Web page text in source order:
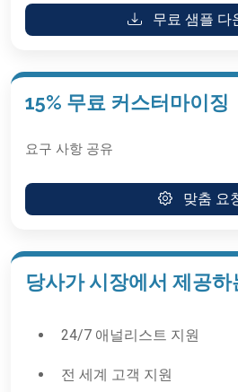
무료 샘플 다
15% 무료 커스터마이징
요구 사항 공유
맞춤 요
당사가 시장에서 제공하
24/7 애널리스트 지원
전 세계 고객 지원